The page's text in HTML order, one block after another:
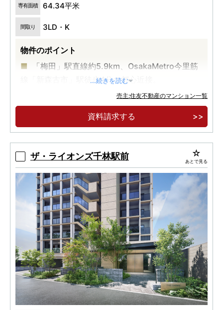
専有面積 64.34平米
間取り 3LD・K
物件のポイント
「梅田」駅直線約5.9km、OsakaMetro今里筋
線「新森古市」駅徒歩4分の都心近接。
「花博記念公園鶴見緑地」徒歩10分。鶴見緑地
の自然に憩う心地よい暮らしがここに。
15階建×総戸数100邸のレジデンス「シティハ
...続きを読む
売主:住友不動産のマンション一覧
資料請求する
ザ・ライオンズ千林駅前 あとで見る